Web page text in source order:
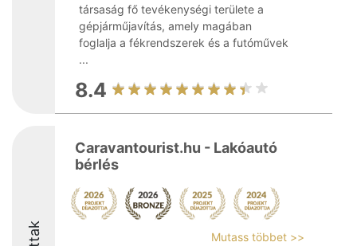
társaság fő tevékenységi területe a
gépjárműjavítás, amely magában
foglalja a fékrendszerek és a futóművek
...
8.4
Caravantourist.hu - Lakóautó
bérlés
Mutass többet >>